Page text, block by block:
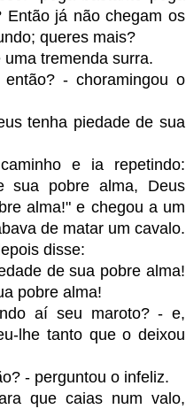
Então já não chegam os
queres mais?
tremenda surra.
- choramingou o
tenha piedade de sua
e ia repetindo:
sua pobre alma, Deus
alma!" e chegou a um
de matar um cavalo.
disse:
de sua pobre alma!
pobre alma!
aí seu maroto? - e,
lhe tanto que o deixou
- perguntou o infeliz.
que caias num valo,